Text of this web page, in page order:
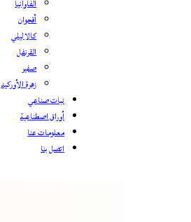
الفاوانيا
أقحوان
كالا ليلي
القرنفل
صفير
زهرة الأوركيد
نبات صناعي
أوراق اصطناعية
معلومات عنا
اتصل بنا